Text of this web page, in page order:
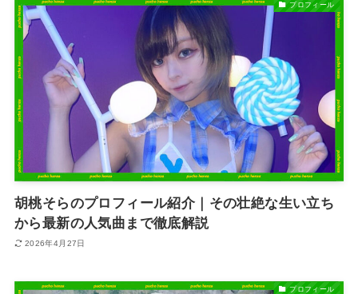
プロフィール
胡桃そらのプロフィール紹介｜その壮絶な生い立ち
から最新の人気曲まで徹底解説
2026年4月27日
プロフィール